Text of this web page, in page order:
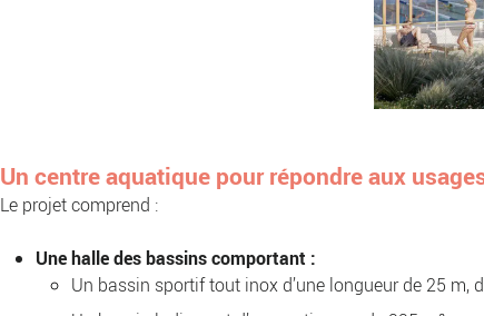
Un centre aquatique pour répondre aux
Le projet comprend :
Une halle des bassins comportant :
Un bassin sportif tout inox d’une longueur de 25 m,